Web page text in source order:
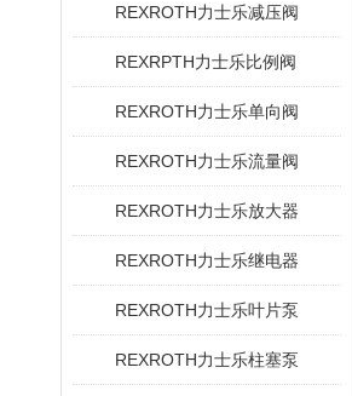
REXROTH力士乐减压阀
REXRPTH力士乐比例阀
REXROTH力士乐单向阀
REXROTH力士乐流量阀
REXROTH力士乐放大器
REXROTH力士乐继电器
REXROTH力士乐叶片泵
REXROTH力士乐柱塞泵